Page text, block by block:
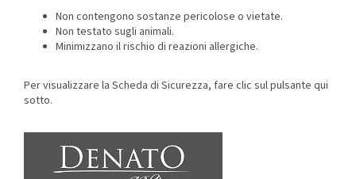
Non contengono sostanze pericolose o vietate.
Non testato sugli animali.
Minimizzano il rischio di reazioni allergiche.
Per visualizzare la Scheda di Sicurezza, fare clic sul pulsante qui
sotto.